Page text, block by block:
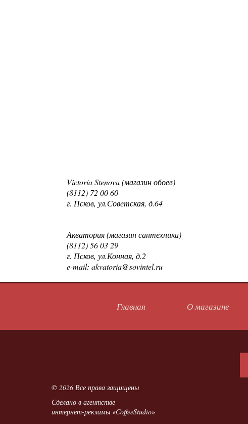
Victoria Stenova (магазин обоев)
(8112) 72 00 60
г. Псков, ул.Советская, д.64
Акватория (магазин сантехники)
(8112) 56 03 29
г. Псков, ул.Конная, д.2
e-mail: akvatoria@sovintel.ru
Главная О магазине
© 2026 Все права защищены
Сделано в агентстве
интернет-рекламы «CoffeeStudio»